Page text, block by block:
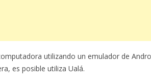
utilizando un emulador de
es posible utiliza Ualá.